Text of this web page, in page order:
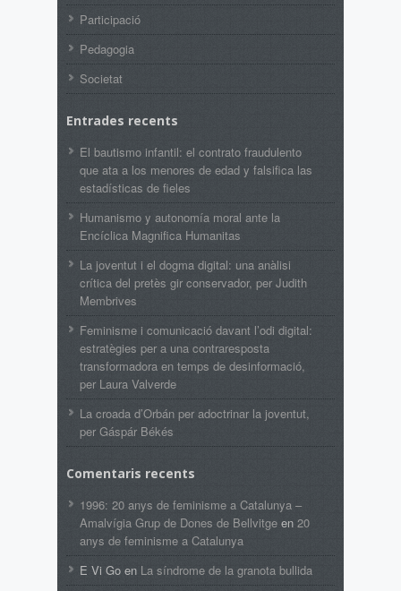
Participació
Pedagogia
Societat
Entrades recents
El bautismo infantil: el contrato fraudulento
que ata a los menores de edad y falsifica las
estadísticas de fieles
Humanismo y autonomía moral ante la
Encíclica Magnifica Humanitas
La joventut i el dogma digital: una anàlisi
crítica del pretès gir conservador, per Judith
Membrives
Feminisme i comunicació davant l’odi digital:
estratègies per a una contraresposta
transformadora en temps de desinformació,
per Laura Valverde
La croada d’Orbán per adoctrinar la joventut,
per Gáspár Békés
Comentaris recents
1996: 20 anys de feminisme a Catalunya –
Amalvígia Grup de Dones de Bellvitge en 20
anys de feminisme a Catalunya
E Vi Go en La síndrome de la granota bullida